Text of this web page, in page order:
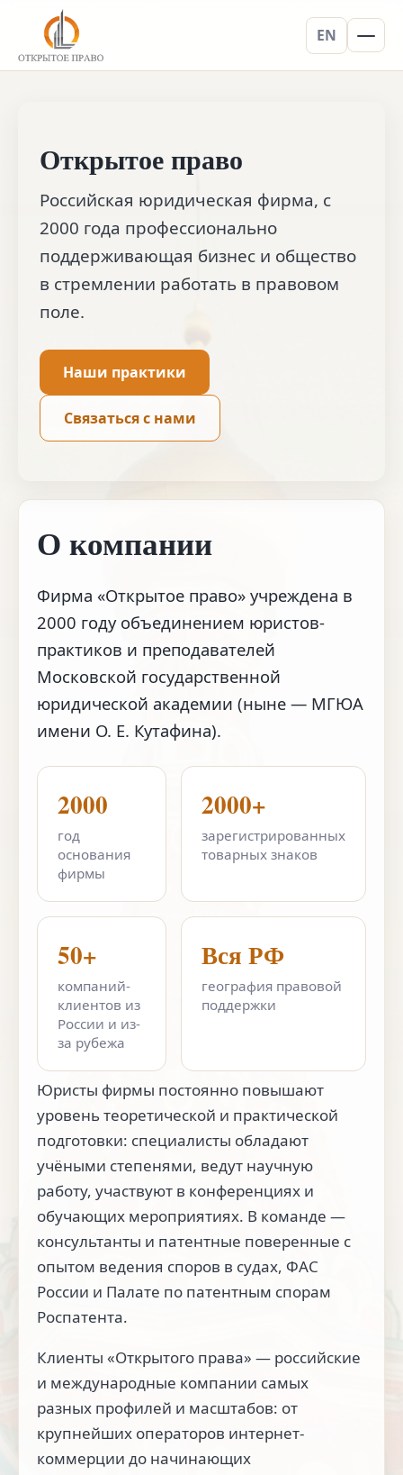
EN
Открытое право
Российская юридическая фирма, с
2000 года профессионально
поддерживающая бизнес и общество
в стремлении работать в правовом
поле.
Наши практики
Связаться с нами
О компании
Фирма «Открытое право» учреждена в
2000 году объединением юристов-
практиков и преподавателей
Московской государственной
юридической академии (ныне — МГЮА
имени О. Е. Кутафина).
2000
год
основания
фирмы
2000+
зарегистрированных
товарных знаков
50+
компаний-
клиентов из
России и из-
за рубежа
Вся РФ
география правовой
поддержки
Юристы фирмы постоянно повышают
уровень теоретической и практической
подготовки: специалисты обладают
учёными степенями, ведут научную
работу, участвуют в конференциях и
обучающих мероприятиях. В команде —
консультанты и патентные поверенные с
опытом ведения споров в судах, ФАС
России и Палате по патентным спорам
Роспатента.
Клиенты «Открытого права» — российские
и международные компании самых
разных профилей и масштабов: от
крупнейших операторов интернет-
коммерции до начинающих